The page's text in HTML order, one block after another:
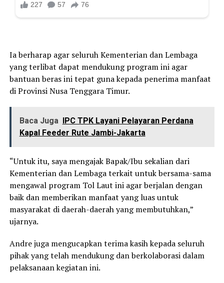
Ia berharap agar seluruh Kementerian dan Lembaga
yang terlibat dapat mendukung program ini agar
bantuan beras ini tepat guna kepada penerima manfaat
di Provinsi Nusa Tenggara Timur.
Baca Juga IPC TPK Layani Pelayaran Perdana
Kapal Feeder Rute Jambi-Jakarta
“Untuk itu, saya mengajak Bapak/Ibu sekalian dari
Kementerian dan Lembaga terkait untuk bersama-sama
mengawal program Tol Laut ini agar berjalan dengan
baik dan memberikan manfaat yang luas untuk
masyarakat di daerah-daerah yang membutuhkan,”
ujarnya.
Andre juga mengucapkan terima kasih kepada seluruh
pihak yang telah mendukung dan berkolaborasi dalam
pelaksanaan kegiatan ini.